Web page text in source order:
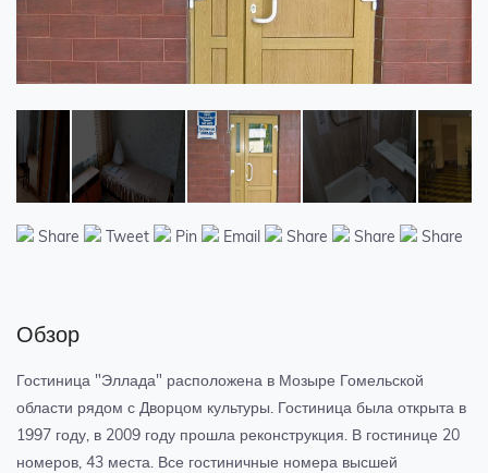
Share Tweet Pin Email Share Share Share
Обзор
Гостиница "Эллада" расположена в Мозыре Гомельской
области рядом с Дворцом культуры. Гостиница была открыта в
1997 году, в 2009 году прошла реконструкция. В гостинице 20
номеров, 43 места. Все гостиничные номера высшей